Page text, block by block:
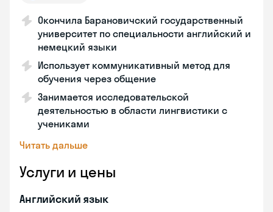
Окончила Барановичский государственный
университет по специальности английский и
немецкий языки
Использует коммуникативный метод для
обучения через общение
Занимается исследовательской
деятельностью в области лингвистики с
учениками
Читать дальше
Услуги и цены
Английский язык